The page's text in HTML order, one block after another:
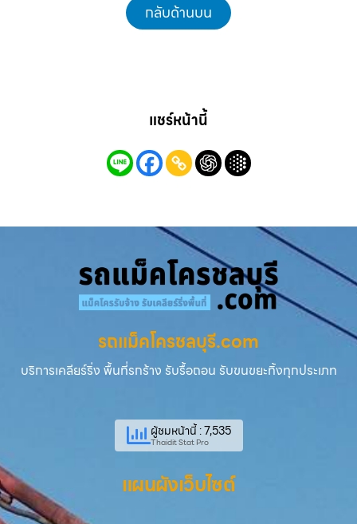
กลับด้านบน
แชร์หน้านี้
รถแม็คโครชลบุรี.com
บริการเคลียร์ริ่ง พื้นที่รกร้าง รับรื้อถอน รับขนขยะทิ้งทุกประเภท
ผู้ชมหน้านี้ : 7,535
Thaidit Stat Pro
แผนผังเว็บไซต์